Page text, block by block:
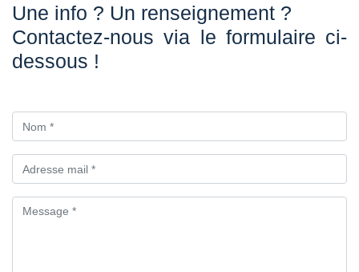
Une info ? Un renseignement ?
Contactez-nous via le formulaire ci-
dessous !